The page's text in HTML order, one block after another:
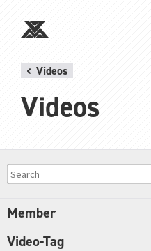
Videos
Videos
Member
Video-Tag